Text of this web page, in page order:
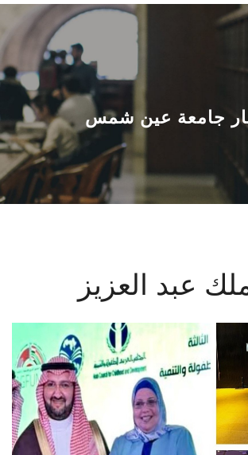
الرئيسيـة
عن الجامعة
القطاعـات
الشئون الأكاديمية
البحث العلمي
المراكز والوحدات
الأنظمة الذكية
الإعلام
تواصل معنا
جامعة عين شمس
عبد العزيز